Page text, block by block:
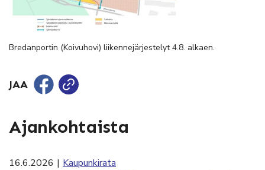
Bredanportin (Koivuhovi) liikennejärjestelyt 4.8. alkaen.
JAA
Ajankohtaista
16.6.2026 | Kaupunkirata